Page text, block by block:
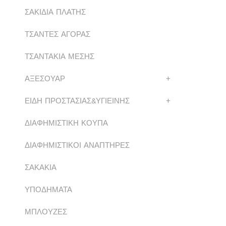
ΣΑΚΙΔΙΑ ΠΛΑΤΗΣ
ΤΣΑΝΤΕΣ ΑΓΟΡΑΣ
ΤΣΑΝΤΑΚΙΑ ΜΕΣΗΣ
ΑΞΕΣΟΥΑΡ +
ΕΙΔΗ ΠΡΟΣΤΑΣΙΑΣ&ΥΓΙΕΙΝΗΣ +
ΔΙΑΦΗΜΙΣΤΙΚΗ ΚΟΥΠΑ
ΔΙΑΦΗΜΙΣΤΙΚΟΙ ΑΝΑΠΤΗΡΕΣ
ΣΑΚΑΚΙΑ
ΥΠΟΔΗΜΑΤΑ
ΜΠΛΟΥΖΕΣ